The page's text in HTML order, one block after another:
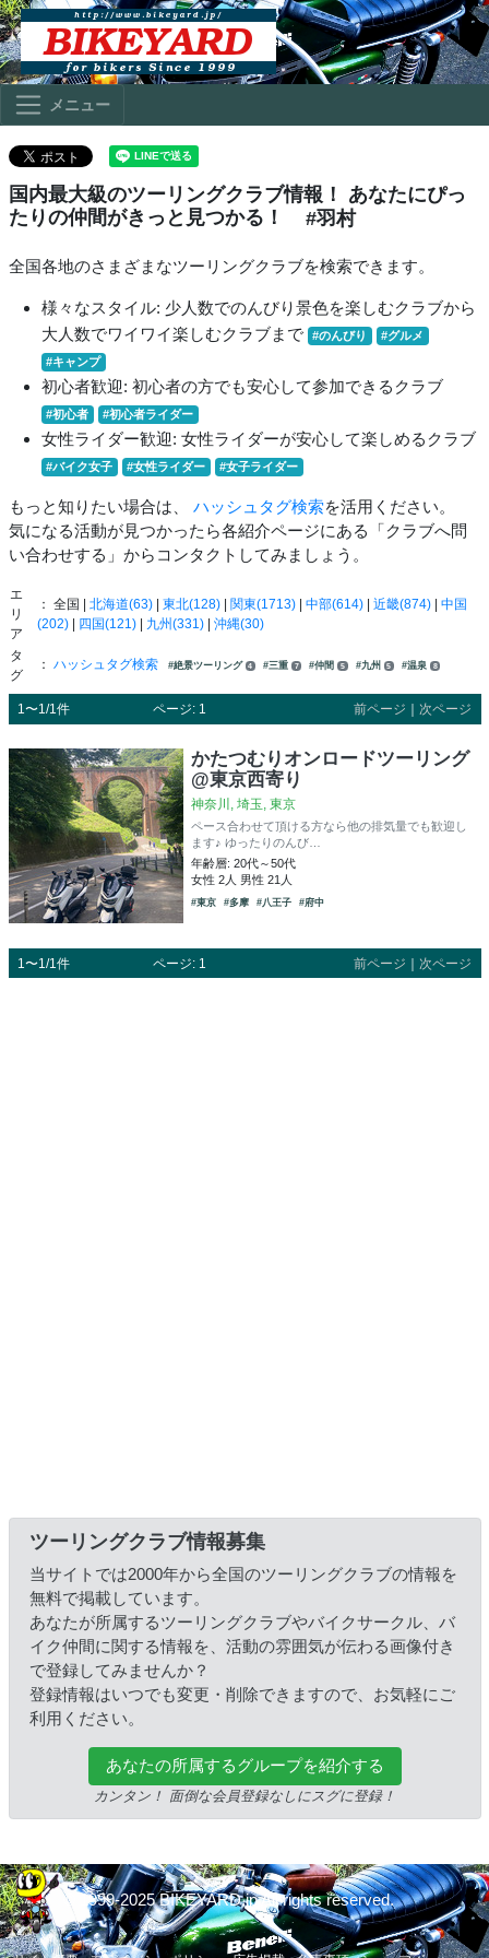
メニュー
国内最大級のツーリングクラブ情報！ あなたにぴっ
たりの仲間がきっと見つかる！
#羽村
全国各地のさまざまなツーリングクラブを検索できます。
様々なスタイル: 少人数でのんびり景色を楽しむクラブから
大人数でワイワイ楽しむクラブまで
#のんびり
#グルメ
#キャンプ
初心者歓迎: 初心者の方でも安心して参加できるクラブ
#初心者 #初心者ライダー
女性ライダー歓迎: 女性ライダーが安心して楽しめるクラブ
#バイク女子 #女性ライダー #女子ライダー
もっと知りたい場合は、 ハッシュタグ検索を活用ください。
気になる活動が見つかったら各紹介ページにある「クラブへ問
い合わせする」からコンタクトしてみましょう。
エ
リ
ア
： 全国 | 北海道(63)| 東北(128)| 関東(1713)| 中部(614)| 近畿(874)| 中国
(202)| 四国(121)| 九州(331)| 沖縄(30)
タ
グ
： ハッシュタグ検索 #絶景ツーリング 4 #三重 7 #仲間 5 #九州 5 #温泉 8
1〜1/1件 ページ: 1 前ページ 次ページ
かたつむりオンロードツーリング
@東京西寄り
神奈川, 埼玉, 東京
ペース合わせて頂ける方なら他の排気量でも歓迎し
ます♪ ゆったりのんび…
年齢層: 20代～50代
女性 2人 男性 21人
#東京 #多摩 #八王子 #府中
1〜1/1件 ページ: 1 前ページ ｜ 次ページ
ツーリングクラブ情報募集
当サイトでは2000年から全国のツーリングクラブの情報を
無料で掲載しています。
あなたが所属するツーリングクラブやバイクサークル、バ
イク仲間に関する情報を、活動の雰囲気が伝わる画像付き
で登録してみませんか？
登録情報はいつでも変更・削除できますので、お気軽にご
利用ください。
あなたの所属するグループを紹介する
カンタン！ 面倒な会員登録なしにスグに登録！
© 1999-2025 BIKEYARD.jp All rights reserved.